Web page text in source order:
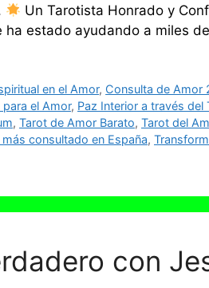
Un Tarotista Honrado y
ha estado ayudando a miles
en el Amor, Consulta de Amor
para el Amor, Paz Interior a través del
, Tarot de Amor Barato, Tarot del
consultado en España,
con